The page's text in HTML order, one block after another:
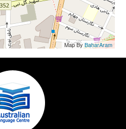
Map ByBaharAram